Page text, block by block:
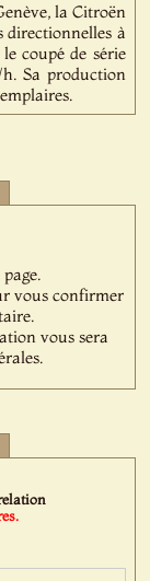
la Citroën
directionnelles à
coupé de série
Sa production
vous confirmer
vous sera